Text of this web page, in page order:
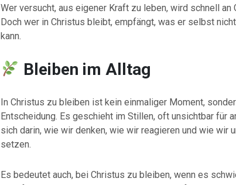
Wer versucht, aus eigener Kraft zu leben, wird schnell an
Doch wer in Christus bleibt, empfängt, was er selbst
kann.
Bleiben im Alltag
In Christus zu bleiben ist kein einmaliger Moment,
Entscheidung. Es geschieht im Stillen, oft unsichtbar für
sich darin, wie wir denken, wie wir reagieren und wie wir
setzen.
Es bedeutet auch, bei Christus zu bleiben, wenn es